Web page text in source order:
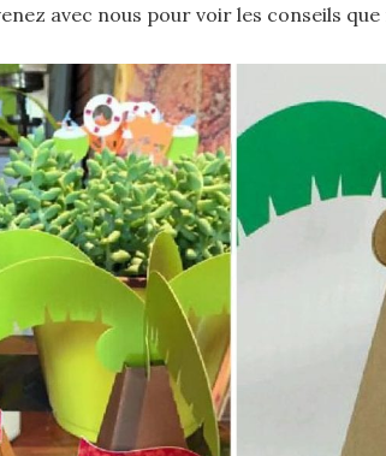
avec nous pour voir les conseils